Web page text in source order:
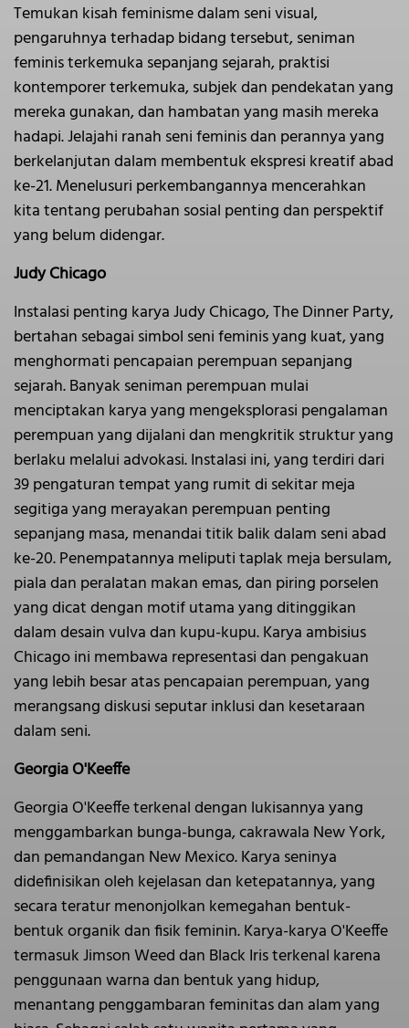
Temukan kisah feminisme dalam seni visual,
pengaruhnya terhadap bidang tersebut, seniman
feminis terkemuka sepanjang sejarah, praktisi
kontemporer terkemuka, subjek dan pendekatan yang
mereka gunakan, dan hambatan yang masih mereka
hadapi. Jelajahi ranah seni feminis dan perannya yang
berkelanjutan dalam membentuk ekspresi kreatif abad
ke-21. Menelusuri perkembangannya mencerahkan
kita tentang perubahan sosial penting dan perspektif
yang belum didengar.
Judy Chicago
Instalasi penting karya Judy Chicago, The Dinner Party,
bertahan sebagai simbol seni feminis yang kuat, yang
menghormati pencapaian perempuan sepanjang
sejarah. Banyak seniman perempuan mulai
menciptakan karya yang mengeksplorasi pengalaman
perempuan yang dijalani dan mengkritik struktur yang
berlaku melalui advokasi. Instalasi ini, yang terdiri dari
39 pengaturan tempat yang rumit di sekitar meja
segitiga yang merayakan perempuan penting
sepanjang masa, menandai titik balik dalam seni abad
ke-20. Penempatannya meliputi taplak meja bersulam,
piala dan peralatan makan emas, dan piring porselen
yang dicat dengan motif utama yang ditinggikan
dalam desain vulva dan kupu-kupu. Karya ambisius
Chicago ini membawa representasi dan pengakuan
yang lebih besar atas pencapaian perempuan, yang
merangsang diskusi seputar inklusi dan kesetaraan
dalam seni.
Georgia O'Keeffe
Georgia O'Keeffe terkenal dengan lukisannya yang
menggambarkan bunga-bunga, cakrawala New York,
dan pemandangan New Mexico. Karya seninya
didefinisikan oleh kejelasan dan ketepatannya, yang
secara teratur menonjolkan kemegahan bentuk-
bentuk organik dan fisik feminin. Karya-karya O'Keeffe
termasuk Jimson Weed dan Black Iris terkenal karena
penggunaan warna dan bentuk yang hidup,
menantang penggambaran feminitas dan alam yang